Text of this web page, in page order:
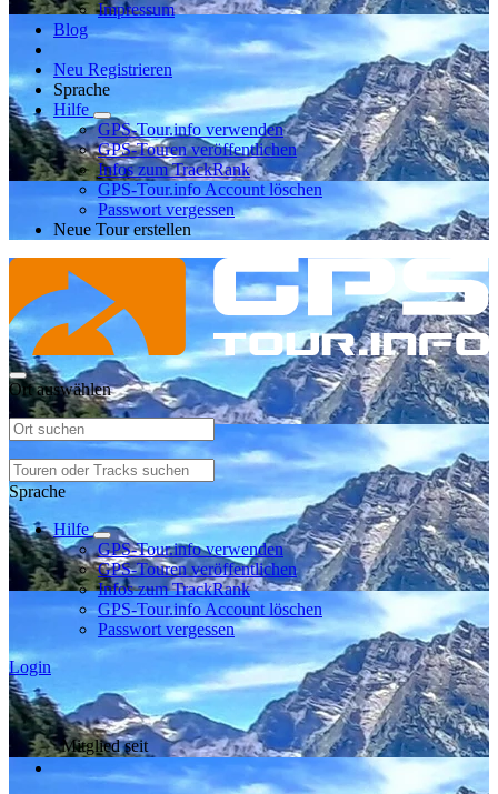
Impressum
Blog
Neu Registrieren
Sprache
Hilfe
GPS-Tour.info verwenden
GPS-Touren veröffentlichen
Infos zum TrackRank
GPS-Tour.info Account löschen
Passwort vergessen
Neue Tour erstellen
Ort auswählen
Sprache
Hilfe
GPS-Tour.info verwenden
GPS-Touren veröffentlichen
Infos zum TrackRank
GPS-Tour.info Account löschen
Passwort vergessen
Login
Mitglied seit